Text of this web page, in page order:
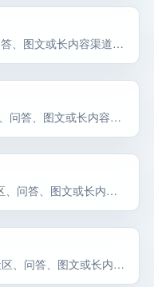
易撰 主要用于通过社区、问答、图文或长内容渠道获取自然曝光和早期用户反馈。易撰 主要用于通过社区、问答、图文或长内容渠道获取自然曝光和早期用户反馈。易撰 主要用于通过社区、问答、图文或长内容渠道获取自然曝光和早期… 选择前重点看价格、上手门槛、风险和替代方案。
Serpstat 主要用于通过社区、问答、图文或长内容渠道获取自然曝光和早期用户反馈。Serpstat 主要用于通过社区、问答、图文或长内容渠道获取自然曝光和早期用户反馈。Serpstat 主要用于通过社区、问答、图文或长内… 选择前重点看价格、上手门槛、风险和替代方案。
WooRank 主要用于通过社区、问答、图文或长内容渠道获取自然曝光和早期用户反馈。WooRank 主要用于通过社区、问答、图文或长内容渠道获取自然曝光和早期用户反馈。WooRank 主要用于通过社区、问答、图文或长内容渠… 选择前重点看价格、上手门槛、风险和替代方案。
Copyscape 主要用于通过社区、问答、图文或长内容渠道获取自然曝光和早期用户反馈。Copyscape 主要用于通过社区、问答、图文或长内容渠道获取自然曝光和早期用户反馈。Copyscape 主要用于通过社区、问答、图文或… 选择前重点看价格、上手门槛、风险和替代方案。